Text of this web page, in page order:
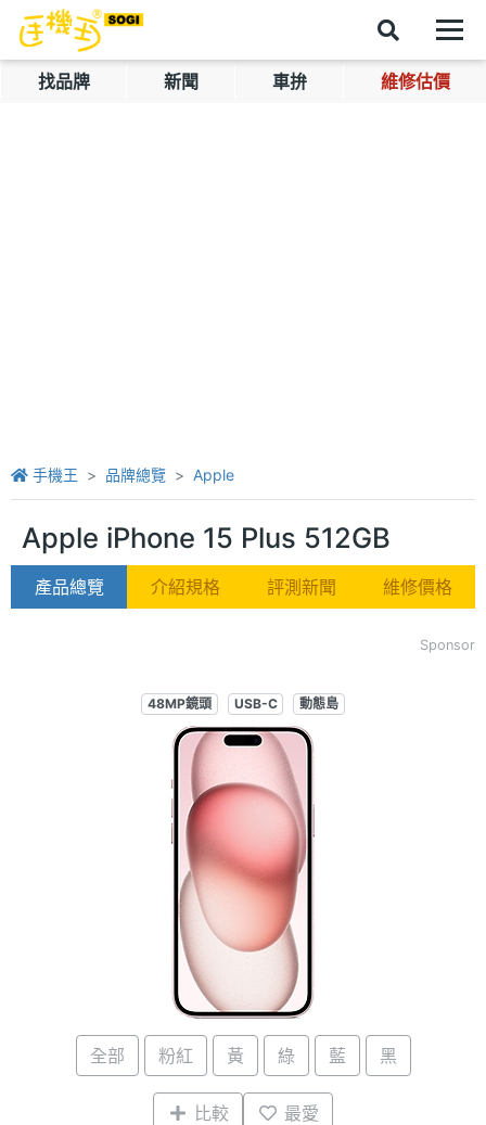
找品牌 新聞 車拚 維修估價
手機王 品牌總覽 Apple
Apple iPhone 15 Plus 512GB
產品總覽 介紹規格 評測新聞 維修價格
Sponsor
48MP鏡頭 USB-C 動態島
全部 粉紅 黃 綠 藍 黑
比較 最愛